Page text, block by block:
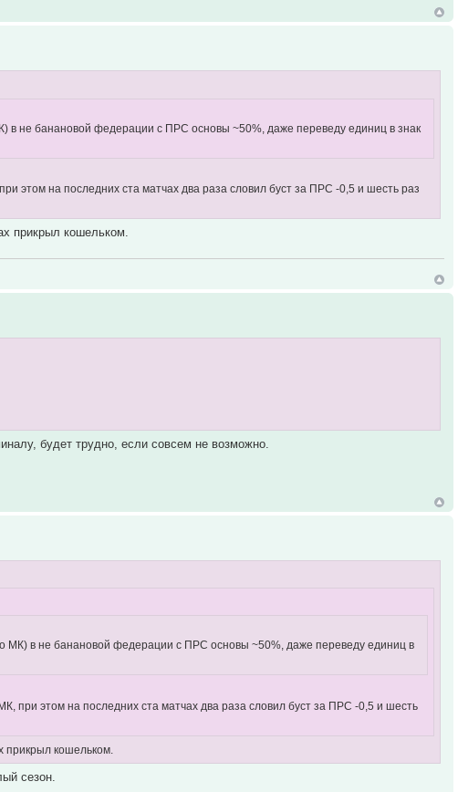
в не банановой федерации с ПРС основы ~50%, даже переведу единиц в знак
этом на последних ста матчах два раза словил буст за ПРС -0,5 и шесть раз
прикрыл кошельком.
будет трудно, если совсем не возможно.
МК) в не банановой федерации с ПРС основы ~50%, даже переведу единиц в
при этом на последних ста матчах два раза словил буст за ПРС -0,5 и шесть
прикрыл кошельком.
сезон.